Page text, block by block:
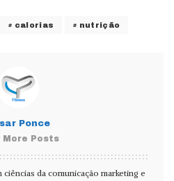
calorias nutrição
Ponce
More Posts
da comunicação marketing e